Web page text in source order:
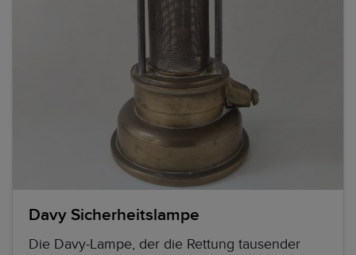
Davy Sicherheitslampe
Die Davy-Lampe, der die Rettung tausender